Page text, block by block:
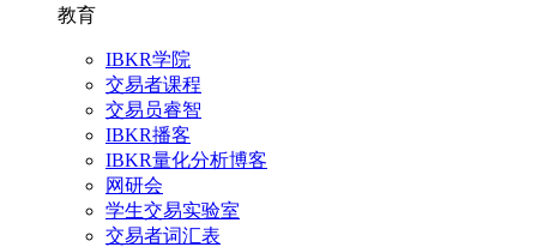
教育
IBKR学院
交易者课程
交易员睿智
IBKR播客
IBKR量化分析博客
网研会
学生交易实验室
交易者词汇表